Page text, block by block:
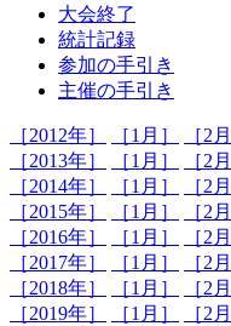
大会終了
統計記録
参加の手引き
主催の手引き
［2012年］ ［1月］ ［2
［2013年］
［1月］ ［2
［2014年］
［1月］ ［2
［2015年］
［1月］ ［2
［2016年］
［1月］ ［2
［2017年］
［1月］ ［2
［2018年］
［1月］ ［2
［2019年］
［1月］ ［2